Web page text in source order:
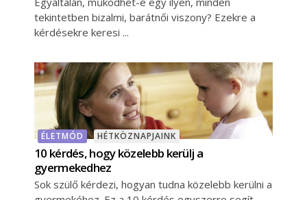
tekintetben bizalmi, barátnői viszony? Ezekre a
kérdésekre keresi
ÉLETMÓD HÉTKÖZNAPJAINK
10 kérdés, hogy közelebb kerülj a
gyermekedhez
Sok szülő kérdezi, hogyan tudna közelebb kerülni a